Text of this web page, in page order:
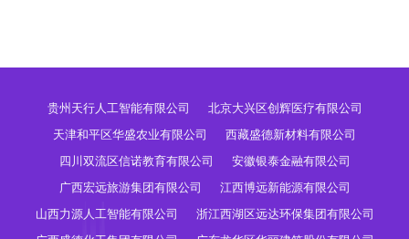
贵州天行人工智能有限公司
北京大兴区创辉医疗有限公司
天津和平区华盛农业有限公司
西藏盛德新材料有限公司
四川双流区信诺教育有限公司
安徽银泰金融有限公司
广西宏远旅游集团有限公司
江西博远新能源有限公司
山西力源人工智能有限公司
浙江西湖区远达环保集团有限公司